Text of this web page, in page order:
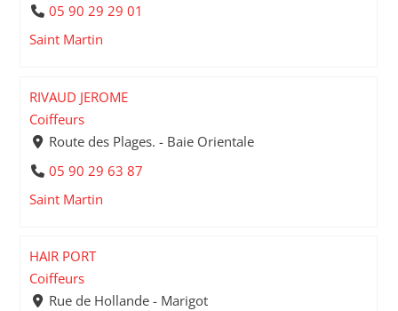
05 90 29 29 01
Saint Martin
RIVAUD JEROME
Coiffeurs
Route des Plages. - Baie Orientale
05 90 29 63 87
Saint Martin
HAIR PORT
Coiffeurs
Rue de Hollande - Marigot